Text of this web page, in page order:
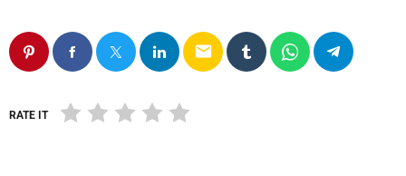
email
RATE IT